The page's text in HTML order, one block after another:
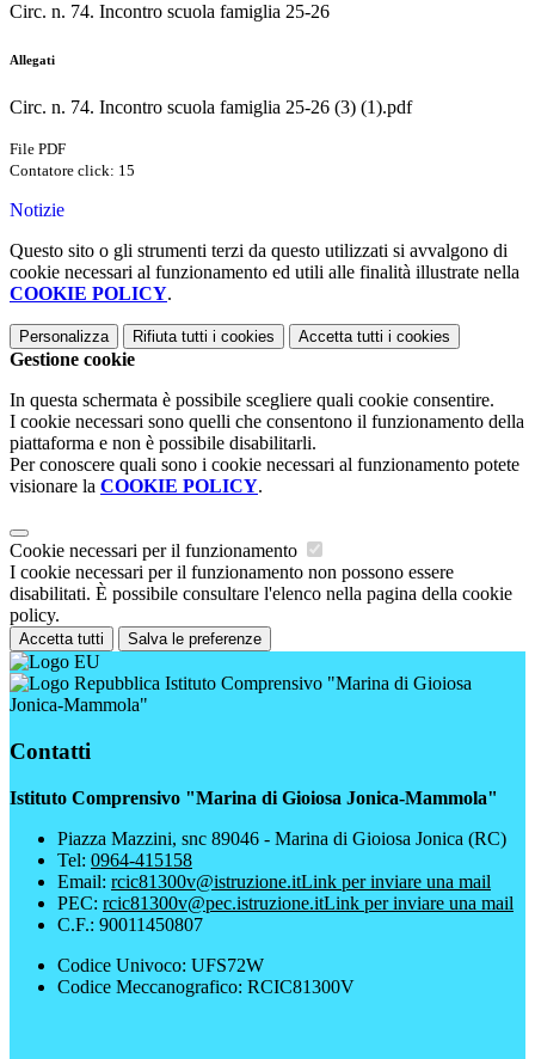
Circ. n. 74. Incontro scuola famiglia 25-26
Allegati
Circ. n. 74. Incontro scuola famiglia 25-26 (3) (1).pdf
File PDF
Contatore click: 15
Notizie
Questo sito o gli strumenti terzi da questo utilizzati si avvalgono di
cookie necessari al funzionamento ed utili alle finalità illustrate nella
COOKIE POLICY.
Personalizza Rifiuta tutti i cookies Accetta tutti i cookies
Gestione cookie
In questa schermata è possibile scegliere quali cookie consentire.
I cookie necessari sono quelli che consentono il funzionamento della
piattaforma e non è possibile disabilitarli.
Per conoscere quali sono i cookie necessari al funzionamento potete
visionare la COOKIE POLICY.
Cookie necessari per il funzionamento
I cookie necessari per il funzionamento non possono essere
disabilitati. È possibile consultare l'elenco nella pagina della cookie
policy.
Accetta tutti Salva le preferenze
Istituto Comprensivo "Marina di Gioiosa
Jonica-Mammola"
Contatti
Istituto Comprensivo "Marina di Gioiosa Jonica-Mammola"
Piazza Mazzini, snc 89046 - Marina di Gioiosa Jonica (RC)
Tel: 0964-415158
Email: rcic81300v@istruzione.itLink per inviare una mail
PEC: rcic81300v@pec.istruzione.itLink per inviare una mail
C.F.: 90011450807
Codice Univoco: UFS72W
Codice Meccanografico: RCIC81300V